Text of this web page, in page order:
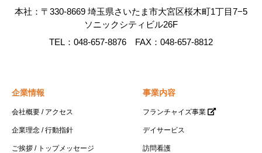
本社：〒330-8669 埼玉県さいたま市大宮区桜木町1丁目7−5
ソニックシティビル26F
TEL：048-657-8876 FAX：048-657-8812
企業情報
会社概要 / アクセス
企業理念 / 行動指針
ご挨拶 / トップメッセージ
事業内容
フランチャイズ事業
デイサービス
訪問看護